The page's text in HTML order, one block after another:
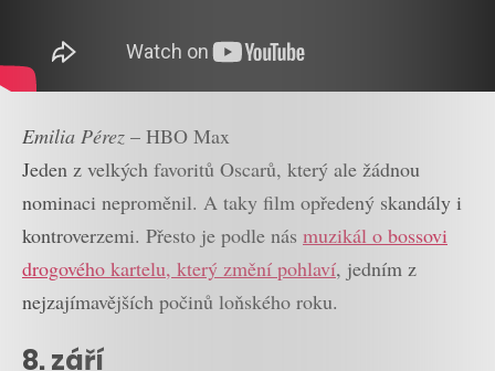
Emilia Pérez – HBO Max
Jeden z velkých favoritů Oscarů, který ale žádnou
nominaci neproměnil. A taky film opředený skandály i
kontroverzemi. Přesto je podle nás muzikál o bossovi
drogového kartelu, který změní pohlaví, jedním z
nejzajímavějších počinů loňského roku.
8. září